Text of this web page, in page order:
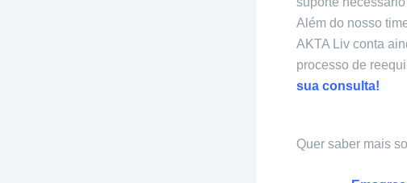
Além do nosso
AKTA Liv conta
processo de
sua consulta!
Quer saber mais